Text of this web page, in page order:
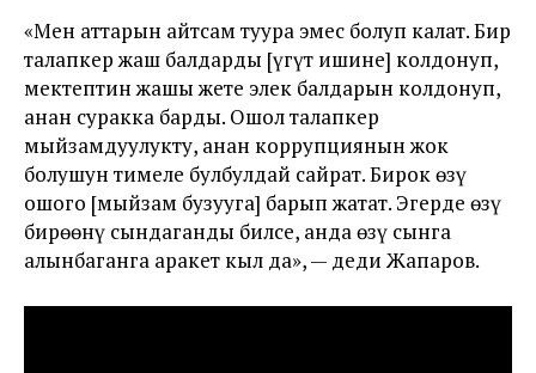
«Мен аттарын айтсам туура эмес болуп калат. Бир
талапкер жаш балдарды [үгүт ишине] колдонуп,
мектептин жашы жете элек балдарын колдонуп,
анан суракка барды. Ошол талапкер
мыйзамдуулукту, анан коррупциянын жок
болушун тимеле булбулдай сайрат. Бирок өзү
ошого [мыйзам бузууга] барып жатат. Эгерде өзүң
бирөөнү сындаганды билсең, анда өзүң сынга
алынбаганга аракет кыл да», — деди Жапаров.